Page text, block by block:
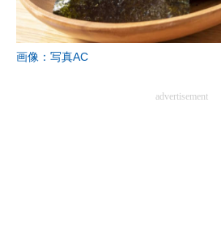
画像：写真AC
advertisement